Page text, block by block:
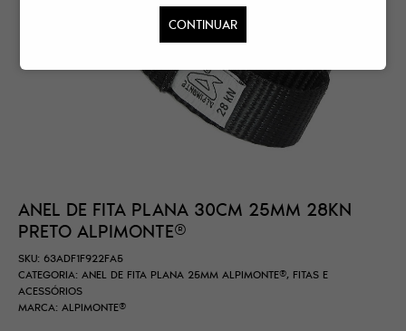
ANEL DE FITA PLANA 30CM 25MM 28KN
PRETO ALPIMONTE®
SKU: 63ADF1F922FA5
CATEGORIA: ANEL DE FITA PLANA 25MM ALPIMONTE®, FITAS E
ACESSÓRIOS
MARCA: ALPIMONTE®
CONTINUAR